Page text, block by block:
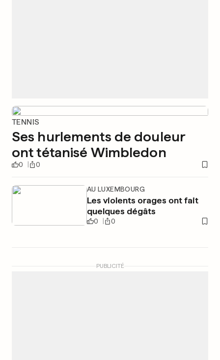
TENNIS
Ses hurlements de douleur
ont tétanisé Wimbledon
0 0
AU LUXEMBOURG
Les violents orages ont fait
quelques dégâts
0 0
PUBLICITÉ